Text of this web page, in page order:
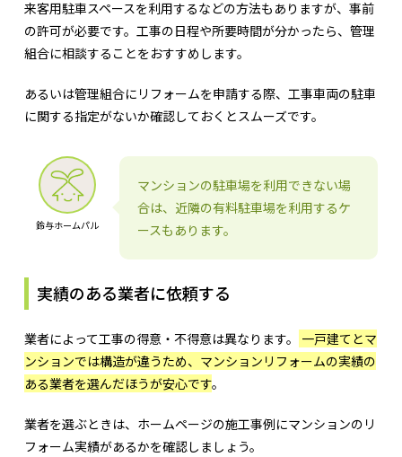
来客用駐車スペースを利用するなどの方法もありますが、事前
の許可が必要です。工事の日程や所要時間が分かったら、管理
組合に相談することをおすすめします。
あるいは管理組合にリフォームを申請する際、工事車両の駐車
に関する指定がないか確認しておくとスムーズです。
鈴与ホームパル
マンションの駐車場を利用できない場
合は、近隣の有料駐車場を利用するケ
ースもあります。
実績のある業者に依頼する
業者によって工事の得意・不得意は異なります。
一戸建てとマ
ンションでは構造が違うため、マンションリフォームの実績の
ある業者を選んだほうが安心です。
業者を選ぶときは、ホームページの施工事例にマンションのリ
フォーム実績があるかを確認しましょう。